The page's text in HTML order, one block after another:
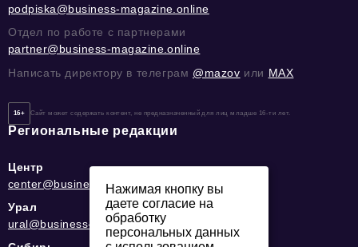
podpiska@business-magazine.online
Отдел по работе с партнерами
partner@business-magazine.online
Написать директору в телеграм @mazov или MAX
16+ Сайт может содержать контент, не предназначенный для лиц младше 16-ти лет.
Региональные редакции
Центр
center@business-magazine.online
Урал
ural@business-magazine.online
Нажимая кнопку вы
даете согласие на
обработку
персональных данных